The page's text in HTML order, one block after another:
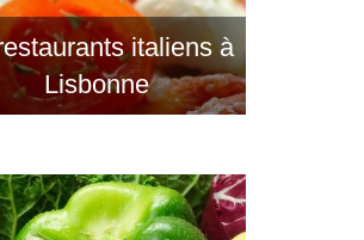
italiens à
Lisbonne